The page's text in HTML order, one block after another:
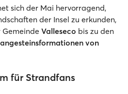
sich der Mai hervorragend,
der Insel zu erkunden,
Valleseco bis zu den
von
für Strandfans